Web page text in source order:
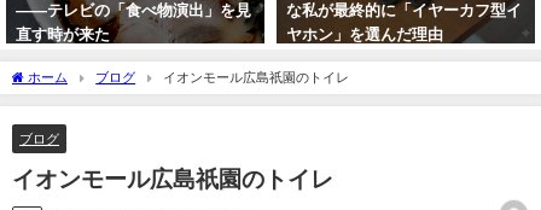
――テレビの「食べ物演出」を見
直す時が来た
な私が最終的に「イヤーカフ型イ
ヤホン」を選んだ理由
ホーム ブログ イオンモール広島祇園のトイレ
ブログ
イオンモール広島祇園のトイレ